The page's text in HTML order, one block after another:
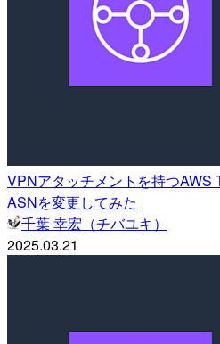
VPNアタッチメントを持つAWS
ASNを変更してみた
千葉 幸宏（チバユキ）
2025.03.21